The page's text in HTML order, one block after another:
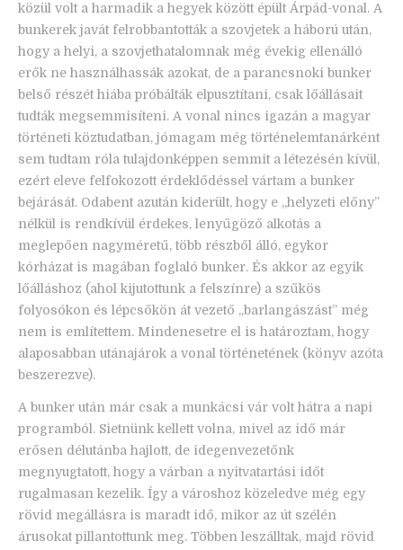
közül volt a harmadik a hegyek között épült Árpád-vonal. A
bunkerek javát felrobbantották a szovjetek a háború után,
hogy a helyi, a szovjethatalomnak még évekig ellenálló
erők ne használhassák azokat, de a parancsnoki bunker
belső részét hiába próbálták elpusztítani, csak lőállásait
tudták megsemmisíteni. A vonal nincs igazán a magyar
történeti köztudatban, jómagam még történelemtanárként
sem tudtam róla tulajdonképpen semmit a létezésén kívül,
ezért eleve felfokozott érdeklődéssel vártam a bunker
bejárását. Odabent azután kiderült, hogy e „helyzeti előny”
nélkül is rendkívül érdekes, lenyűgöző alkotás a
meglepően nagyméretű, több részből álló, egykor
kórházat is magában foglaló bunker. És akkor az egyik
lőálláshoz (ahol kijutottunk a felszínre) a szűkös
folyosókon és lépcsőkön át vezető „barlangászást” még
nem is említettem. Mindenesetre el is határoztam, hogy
alaposabban utánajárok a vonal történetének (könyv azóta
beszerezve).
A bunker után már csak a munkácsi vár volt hátra a napi
programból. Sietnünk kellett volna, mivel az idő már
erősen délutánba hajlott, de idegenvezetőnk
megnyugtatott, hogy a várban a nyitvatartási időt
rugalmasan kezelik. Így a városhoz közeledve még egy
rövid megállásra is maradt idő, mikor az út szélén
árusokat pillantottunk meg. Többen leszálltak, majd rövid